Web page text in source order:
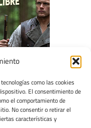
como las cookies
El consentimiento de
el comportamiento de
No consentir o retirar el
características y